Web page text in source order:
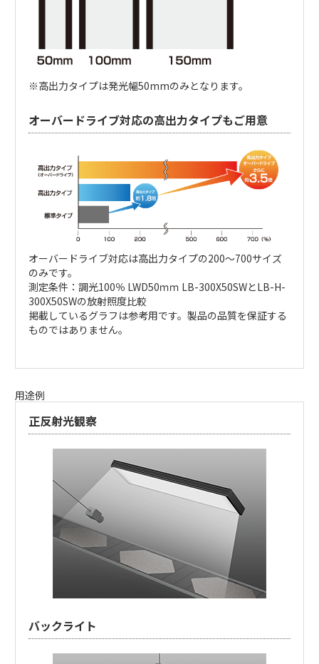
※高出力タイプは発光幅50mmのみとなります。
オーバードライブ対応の高出力タイプもご用意
オーバードライブ対応は高出力タイプの200～700サイズ
のみです。
測定条件：調光100％ LWD50ｍｍ LB-300X50SWとLB-H-
300X50SWの放射照度比較
掲載しているグラフは参考用です。製品の品質を保証する
ものではありません。
用途例
正反射光観察
バックライト